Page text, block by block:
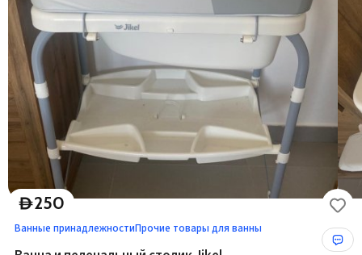
D250
Ванные принадлежностиПрочие товары для ванны